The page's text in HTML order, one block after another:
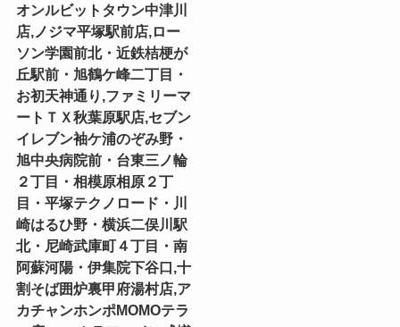
オンルビットタウン中津川
店,ノジマ平塚駅前店,ロー
ソン学園前北・近鉄桔梗が
丘駅前・旭鶴ケ峰二丁目・
お初天神通り,ファミリーマ
ートＴＸ秋葉原駅店,セブン
イレブン袖ケ浦のぞみ野・
旭中央病院前・台東三ノ輪
２丁目・相模原相原２丁
目・平塚テクノロード・川
崎はるひ野・横浜二俣川駅
北・尼崎武庫町４丁目・南
阿蘇河陽・伊集院下谷口,十
割そば囲炉裏甲府湯村店,ア
カチャンホンポMOMOテラ